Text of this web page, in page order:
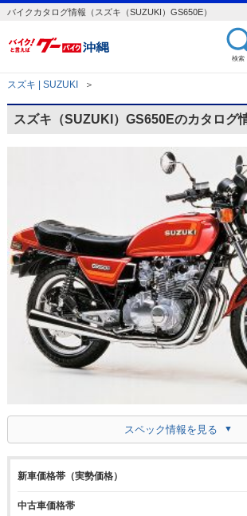
バイクカタログ情報（スズキ（SUZUKI）GS650E）
検索
スズキ | SUZUKI ＞
スズキ（SUZUKI）GS650Eのカタログ
スペック情報を見る
新車価格帯（実勢価格）
中古車価格帯